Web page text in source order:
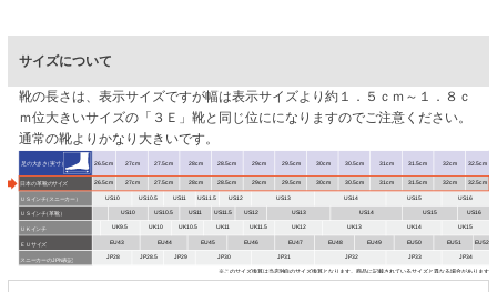
サイズについて
靴の長さは、表示サイズですが幅は表示サイズより約１．５ｃｍ～１．８ｃ
ｍ位大きいサイズの「３Ｅ」靴と同じ位にになりますのでご注意ください。
通常の靴よりかなり大きいです。